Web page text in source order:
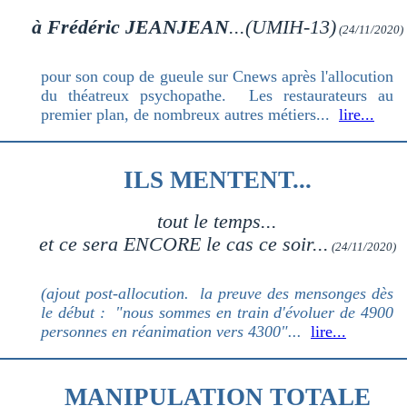
à Frédéric JEANJEAN...(UMIH-13)(24/11/2020)
pour son coup de gueule sur Cnews après l'allocution
du théatreux psychopathe. Les restaurateurs au
premier plan, de nombreux autres métiers... lire...
ILS MENTENT...
tout le temps...
et ce sera ENCORE le cas ce soir... (24/11/2020)
(ajout post-allocution. la preuve des mensonges dès
le début : "nous sommes en train d'évoluer de 4900
personnes en réanimation vers 4300"... lire...
MANIPULATION TOTALE